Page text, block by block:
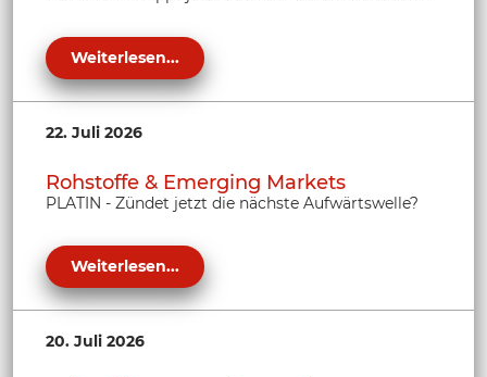
Weiterlesen...
22. Juli 2026
Rohstoffe & Emerging Markets
PLATIN - Zündet jetzt die nächste Aufwärtswelle?
Weiterlesen...
20. Juli 2026